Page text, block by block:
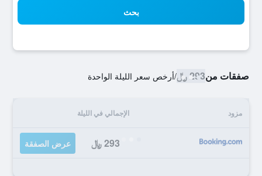
بحث
صفقات من293 ﷼ /أرخص سعر الليلة الواحدة
مزود الإجمالي في الليلة
293 ﷼ عرض الصفقة